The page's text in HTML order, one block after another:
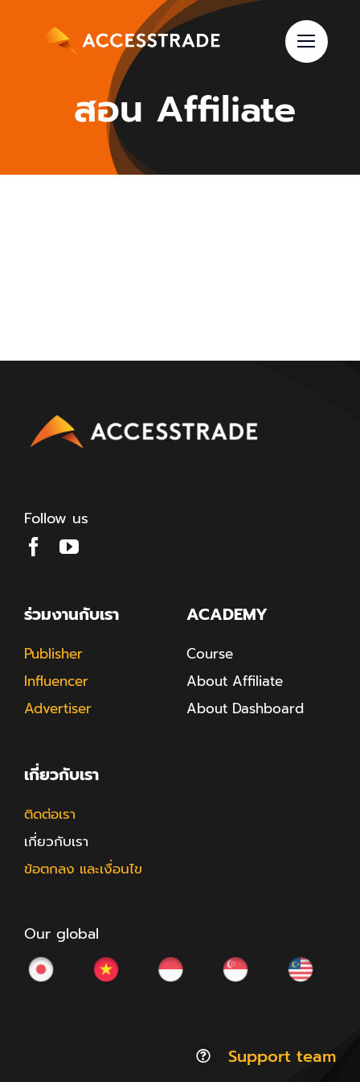
สอน Affiliate
Follow us
ร่วมงานกับเรา
Publisher
Influencer
Advertiser
ACADEMY
Course
About Affiliate
About Dashboard
เกี่ยวกับเรา
ติดต่อเรา
เกี่ยวกับเรา
ข้อตกลง และเงื่อนไข
Our global
Support team